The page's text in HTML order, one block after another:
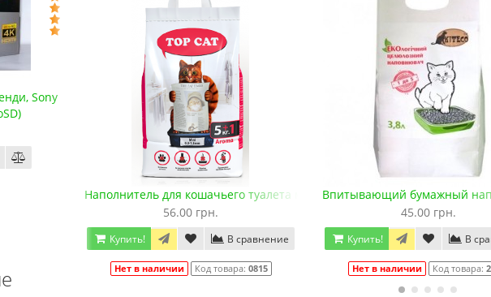
Sony
Сега Мега Драйв 2 (ОРИГИНАЛЬНОЕ
качество!)
1 250.00 грн.
Купить! В 1 клік
79 отзывов
Сега МД 1 HD (HDMI,
джойстики)
2 445.00 грн. 2 630.00
Код товара: 1330-1
18 отзывов
туалета фракция 1,5-2,5 мм (средний)
Наполнитель для кошачьего туалета мелкий 0,8-1,5 мм
56.00 грн.
Купить! В сравнение
Нет в наличии Код товара: 0815
Впитывающий бумажный
45.00 грн.
Купить! В
Нет в наличии Код товара: